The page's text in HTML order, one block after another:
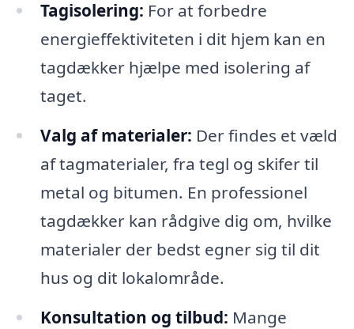
Tagisolering: For at forbedre
energieffektiviteten i dit hjem kan en
tagdækker hjælpe med isolering af
taget.
Valg af materialer: Der findes et væld
af tagmaterialer, fra tegl og skifer til
metal og bitumen. En professionel
tagdækker kan rådgive dig om, hvilke
materialer der bedst egner sig til dit
hus og dit lokalområde.
Konsultation og tilbud: Mange